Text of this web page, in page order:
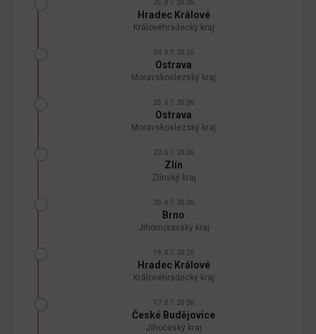
25.07.2026
Hradec Králové
Královéhradecký kraj
24.07.2026
Ostrava
Moravskoslezský kraj
23.07.2026
Ostrava
Moravskoslezský kraj
22.07.2026
Zlín
Zlínský kraj
20.07.2026
Brno
Jihomoravský kraj
19.07.2026
Hradec Králové
Královéhradecký kraj
17.07.2026
České Budějovice
Jihočeský kraj